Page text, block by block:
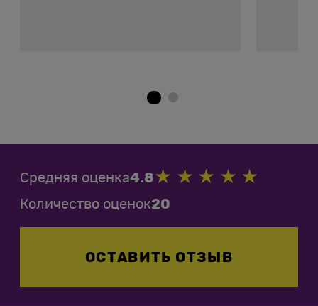
Средняя оценка4.8
Количество оценок20
ОСТАВИТЬ ОТЗЫВ